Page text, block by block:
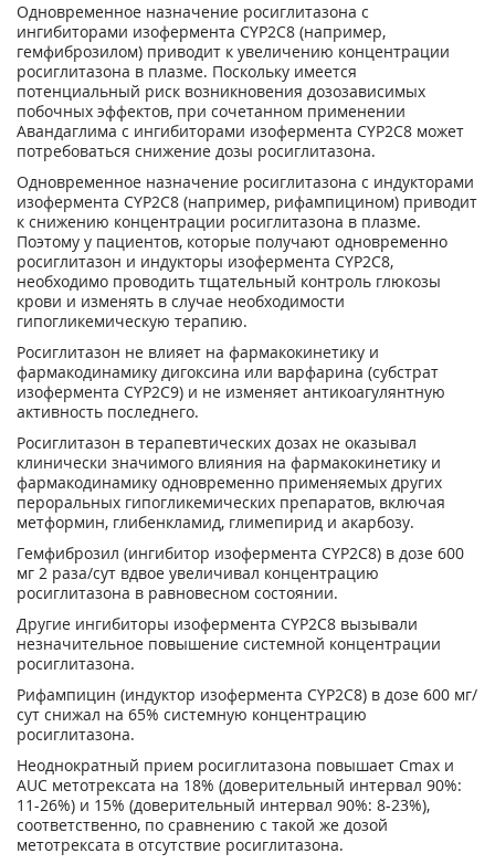
Одновременное назначение росиглитазона с
ингибиторами изофермента CYP2C8 (например,
гемфиброзилом) приводит к увеличению концентрации
росиглитазона в плазме. Поскольку имеется
потенциальный риск возникновения дозозависимых
побочных эффектов, при сочетанном применении
Авандаглима с ингибиторами изофермента CYP2C8 может
потребоваться снижение дозы росиглитазона.
Одновременное назначение росиглитазона с индукторами
изофермента CYP2C8 (например, рифампицином) приводит
к снижению концентрации росиглитазона в плазме.
Поэтому у пациентов, которые получают одновременно
росиглитазон и индукторы изофермента CYP2C8,
необходимо проводить тщательный контроль глюкозы
крови и изменять в случае необходимости
гипогликемическую терапию.
Росиглитазон не влияет на фармакокинетику и
фармакодинамику дигоксина или варфарина (субстрат
изофермента CYP2С9) и не изменяет антикоагулянтную
активность последнего.
Росиглитазон в терапевтических дозах не оказывал
клинически значимого влияния на фармакокинетику и
фармакодинамику одновременно применяемых других
пероральных гипогликемических препаратов, включая
метформин, глибенкламид, глимепирид и акарбозу.
Гемфиброзил (ингибитор изофермента CYP2C8) в дозе 600
мг 2 раза/сут вдвое увеличивал концентрацию
росиглитазона в равновесном состоянии.
Другие ингибиторы изофермента CYP2C8 вызывали
незначительное повышение системной концентрации
росиглитазона.
Рифампицин (индуктор изофермента CYP2C8) в дозе 600 мг/
сут снижал на 65% системную концентрацию
росиглитазона.
Неоднократный прием росиглитазона повышает Сmах и
AUC метотрексата на 18% (доверительный интервал 90%:
11-26%) и 15% (доверительный интервал 90%: 8-23%),
соответственно, по сравнению с такой же дозой
метотрексата в отсутствие росиглитазона.